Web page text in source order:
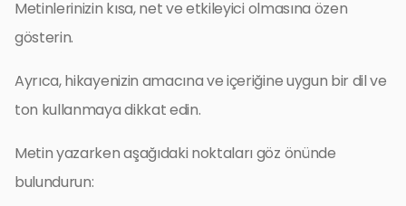
Metinlerinizin kısa, net ve etkileyici olmasına özen
gösterin.
Ayrıca, hikayenizin amacına ve içeriğine uygun bir dil ve
ton kullanmaya dikkat edin.
Metin yazarken aşağıdaki noktaları göz önünde
bulundurun: